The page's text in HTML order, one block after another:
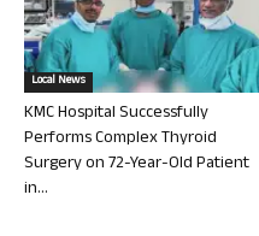
Local News
KMC Hospital Successfully
Performs Complex Thyroid
Surgery on 72-Year-Old Patient
in...